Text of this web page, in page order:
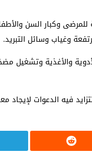
وكبار السن
وغياب وسائل التبريد.
والأغذية وتشغيل
فيه الدعوات لإيجاد